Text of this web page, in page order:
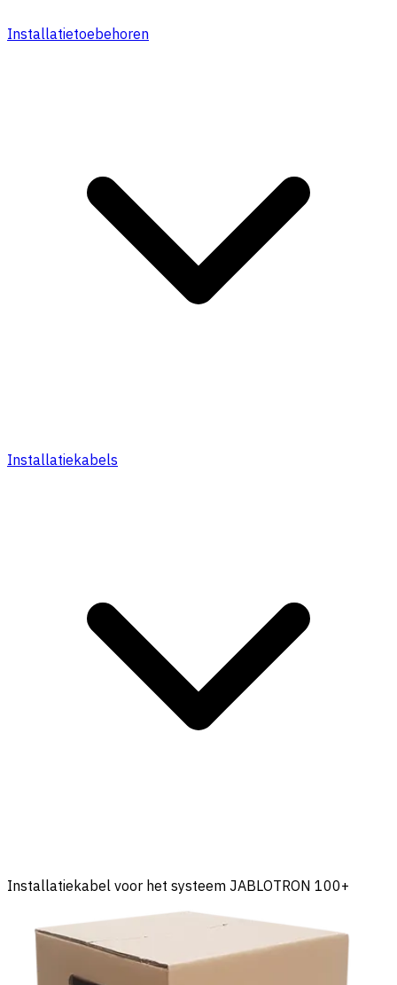
Installatietoebehoren
Installatiekabels
Installatiekabel voor het systeem JABLOTRON 100+